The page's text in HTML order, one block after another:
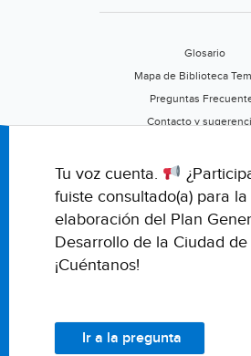
Glosario
Mapa de Biblioteca
Preguntas
Contacto y
Califica este portal
Tu voz cuenta.
fuiste consultado(a) para la
elaboración del Plan
Desarrollo de la Ciudad de
¡Cuéntanos!
Ir a la pregunta